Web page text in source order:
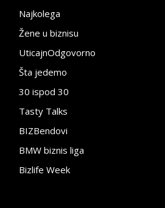
Najkolega
Žene u biznisu
UticajnOdgovorno
Šta jedemo
30 ispod 30
Tasty Talks
BIZBendovi
BMW biznis liga
Bizlife Week